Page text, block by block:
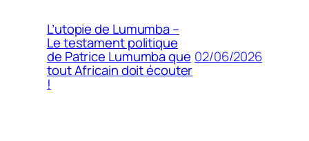
L’utopie de Lumumba –
Le testament politique
de Patrice Lumumba que
tout Africain doit écouter
!
02/06/2026